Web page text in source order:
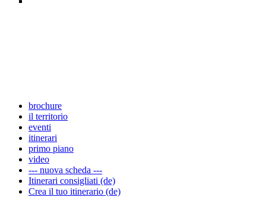
brochure
il territorio
eventi
itinerari
primo piano
video
--- nuova scheda ---
Itinerari consigliati (de)
Crea il tuo itinerario (de)